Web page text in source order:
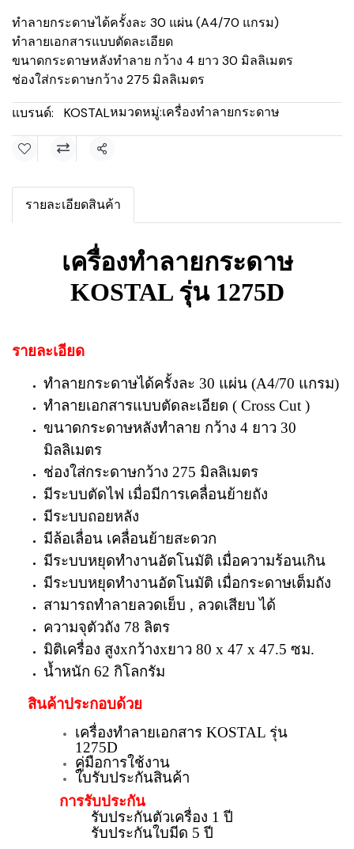
ทำลายกระดาษได้ครั้งละ 30 แผ่น (A4/70 แกรม)
ทำลายเอกสารแบบตัดละเอียด
ขนาดกระดาษหลังทำลาย กว้าง 4 ยาว 30 มิลลิเมตร
ช่องใส่กระดาษกว้าง 275 มิลลิเมตร
แบรนด์:
KOSTALหมวดหมู่:เครื่องทำลายกระดาษ
แชร์
รายละเอียดสินค้า
เครื่องทำลายกระดาษ
KOSTAL รุ่น 1275D
รายละเอียด
ทำลายกระดาษได้ครั้งละ 30 แผ่น (A4/70 แกรม)
ทำลายเอกสารแบบตัดละเอียด ( Cross Cut )
ขนาดกระดาษหลังทำลาย กว้าง 4 ยาว 30
มิลลิเมตร
ช่องใส่กระดาษกว้าง 275 มิลลิเมตร
มีระบบตัดไฟ เมื่อมีการเคลื่อนย้ายถัง
มีระบบถอยหลัง
มีล้อเลื่อน เคลื่อนย้ายสะดวก
มีระบบหยุดทำงานอัตโนมัติ เมื่อความร้อนเกิน
มีระบบหยุดทำงานอัตโนมัติ เมื่อกระดาษเต็มถัง
สามารถทำลายลวดเย็บ , ลวดเสียบ ได้
ความจุตัวถัง 78 ลิตร
มิติเครื่อง สูงxกว้างxยาว 80 x 47 x 47.5 ซม.
น้ำหนัก 62 กิโลกรัม
สินค้าประกอบด้วย
เครื่องทำลายเอกสาร KOSTAL รุ่น
1275D
คู่มือการใช้งาน
ใบรับประกันสินค้า
การรับประกัน
รับประกันตัวเครื่อง 1 ปี
รับประกันใบมีด 5 ปี